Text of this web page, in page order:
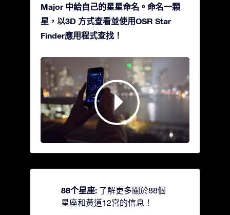
Major 中給自己的星星命名。命名一顆
星，以3D 方式查看並使用OSR Star
Finder應用程式查找！
88个星座: 了解更多關於88個
星座和黃道12宮的信息！